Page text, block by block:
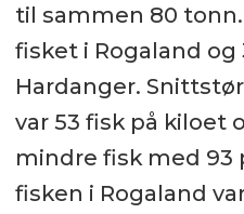
til sammen 80
fisket i Rogaland og
Hardanger.
var 53 fisk på kiloet
mindre fisk med 93
fisken i Rogaland